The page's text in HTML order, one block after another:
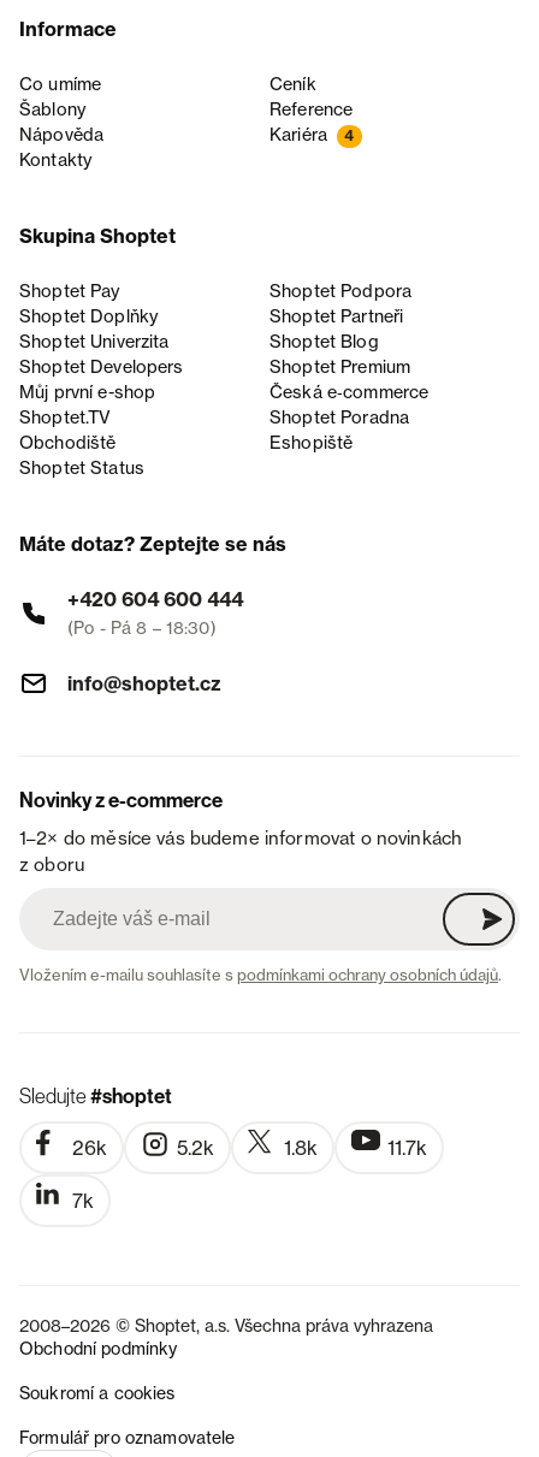
Informace
Co umíme
Ceník
Šablony
Reference
Nápověda
Kariéra 4
Kontakty
Skupina Shoptet
Shoptet Pay
Shoptet Podpora
Shoptet Doplňky
Shoptet Partneři
Shoptet Univerzita
Shoptet Blog
Shoptet Developers
Shoptet Premium
Můj první e-shop
Česká e‑commerce
Shoptet.TV
Shoptet Poradna
Obchodiště
Eshopiště
Shoptet Status
Máte dotaz? Zeptejte se nás
+420 604 600 444
(Po - Pá 8 – 18:30)
info@shoptet.cz
Novinky z e-commerce
1–2× do měsíce vás budeme informovat o novinkách
z oboru
Vložením e-mailu souhlasíte spodmínkami ochrany osobních údajů.
Sledujte#shoptet
26k 5.2k 1.8k 11.7k
7k
2008–2026 © Shoptet, a.s. Všechna práva vyhrazena
Obchodní podmínky
Soukromí a cookies
Formulář pro oznamovatele